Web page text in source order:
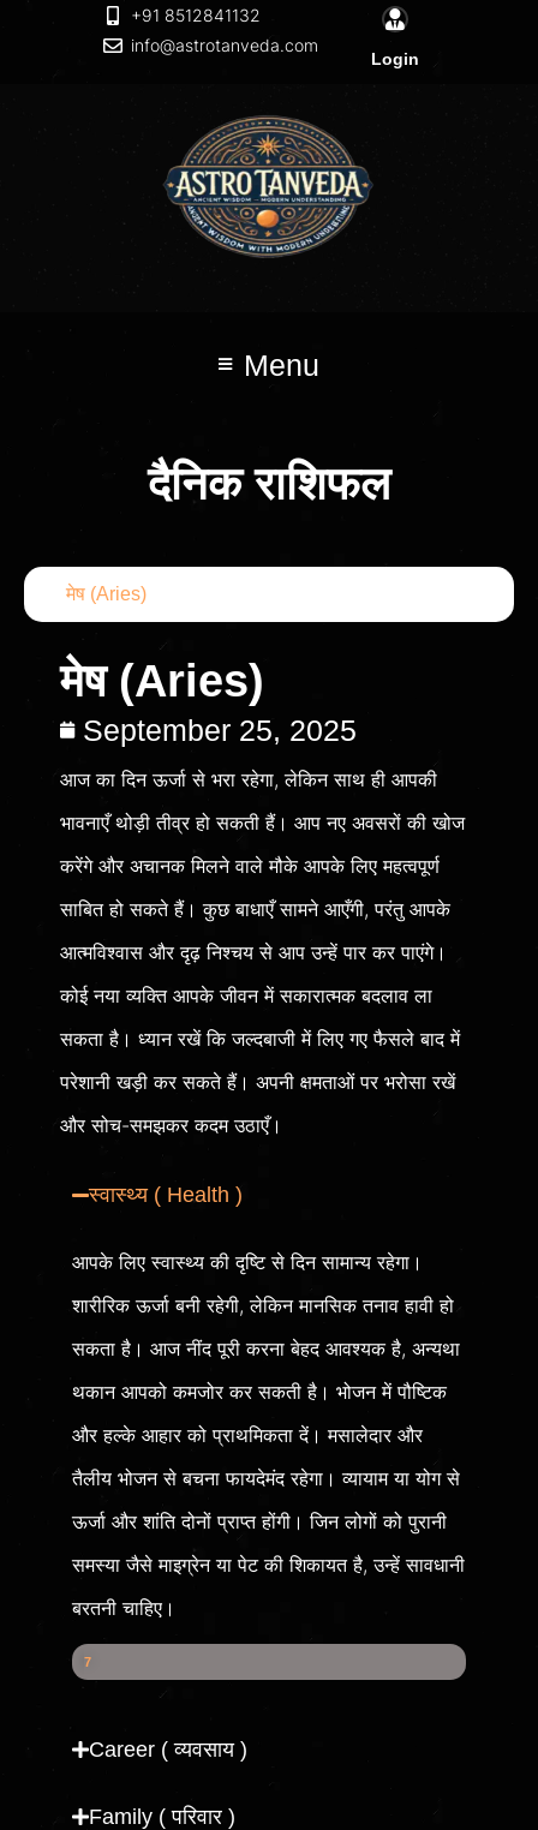
+91 8512841132
info@astrotanveda.com
Login
Menu
दैनिक राशिफल
मेष (Aries)
मेष (Aries)
September 25, 2025
आज का दिन ऊर्जा से भरा रहेगा, लेकिन साथ ही आपकी
भावनाएँ थोड़ी तीव्र हो सकती हैं। आप नए अवसरों की खोज
करेंगे और अचानक मिलने वाले मौके आपके लिए महत्वपूर्ण
साबित हो सकते हैं। कुछ बाधाएँ सामने आएँगी, परंतु आपके
आत्मविश्वास और दृढ़ निश्चय से आप उन्हें पार कर पाएंगे।
कोई नया व्यक्ति आपके जीवन में सकारात्मक बदलाव ला
सकता है। ध्यान रखें कि जल्दबाजी में लिए गए फैसले बाद में
परेशानी खड़ी कर सकते हैं। अपनी क्षमताओं पर भरोसा रखें
और सोच-समझकर कदम उठाएँ।
स्वास्थ्य ( Health )
आपके लिए स्वास्थ्य की दृष्टि से दिन सामान्य रहेगा।
शारीरिक ऊर्जा बनी रहेगी, लेकिन मानसिक तनाव हावी हो
सकता है। आज नींद पूरी करना बेहद आवश्यक है, अन्यथा
थकान आपको कमजोर कर सकती है। भोजन में पौष्टिक
और हल्के आहार को प्राथमिकता दें। मसालेदार और
तैलीय भोजन से बचना फायदेमंद रहेगा। व्यायाम या योग से
ऊर्जा और शांति दोनों प्राप्त होंगी। जिन लोगों को पुरानी
समस्या जैसे माइग्रेन या पेट की शिकायत है, उन्हें सावधानी
बरतनी चाहिए।
Health Score
7
Career ( व्यवसाय )
Family ( परिवार )